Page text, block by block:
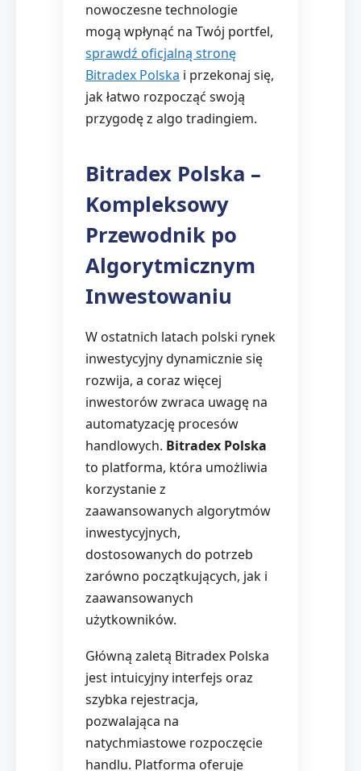
nowoczesne technologie
mogą wpłynąć na Twój portfel,
sprawdź oficjalną stronę
Bitradex Polska i przekonaj się,
jak łatwo rozpocząć swoją
przygodę z algo tradingiem.
Bitradex Polska –
Kompleksowy
Przewodnik po
Algorytmicznym
Inwestowaniu
W ostatnich latach polski rynek
inwestycyjny dynamicznie się
rozwija, a coraz więcej
inwestorów zwraca uwagę na
automatyzację procesów
handlowych. Bitradex Polska
to platforma, która umożliwia
korzystanie z
zaawansowanych algorytmów
inwestycyjnych,
dostosowanych do potrzeb
zarówno początkujących, jak i
zaawansowanych
użytkowników.
Główną zaletą Bitradex Polska
jest intuicyjny interfejs oraz
szybka rejestracja,
pozwalająca na
natychmiastowe rozpoczęcie
handlu. Platforma oferuje